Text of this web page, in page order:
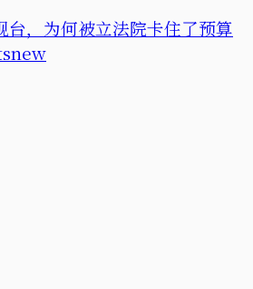
台，为何被立法院卡住了预算